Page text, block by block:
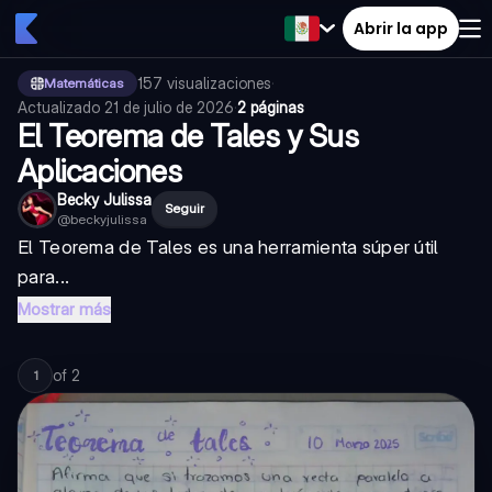
Abrir la app
Matemáticas 157 visualizaciones·
Actualizado 21 de julio de 2026·2 páginas
El Teorema de Tales y Sus
Aplicaciones
Becky Julissa
@beckyjulissa
Seguir
El Teorema de Tales es una herramienta súper útil
para...
Mostrar más
1 of 2